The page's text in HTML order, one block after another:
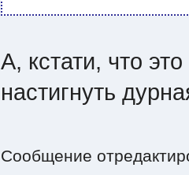
А, кстати, что
настигнуть
Сообщение